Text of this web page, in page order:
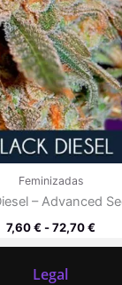
Feminizadas
– Advanced
7,60€ - 72,70€
Legal